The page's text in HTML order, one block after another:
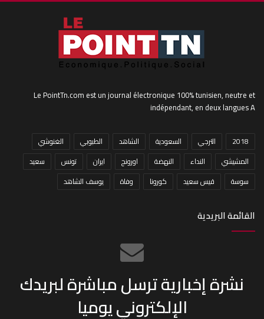
Le PointTn.com est un journal électronique 100% tunisien, neutre et
indépendant, en deux langues A
2018 الترجي السعودية الشاهد الطبوبي
الغنوشي
المشيشي
النداء النهضة اورونج ايران تونس
سعيد
سوسة
قيس سعيد كورونا وفاة يوسف الشاهد
القائمة البريدية
نشرة إخبارية ترسل مباشرة لبريدك
الإلكتروني يوميا